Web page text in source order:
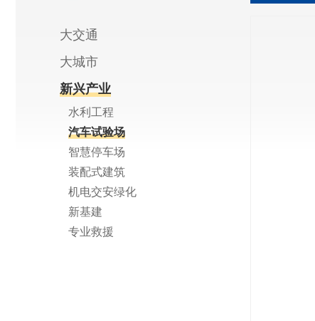
大交通
大城市
新兴产业
水利工程
汽车试验场
智慧停车场
装配式建筑
机电交安绿化
新基建
专业救援